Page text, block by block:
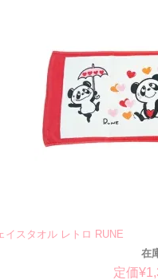
イスタオル レトロ RUNE
在
定価